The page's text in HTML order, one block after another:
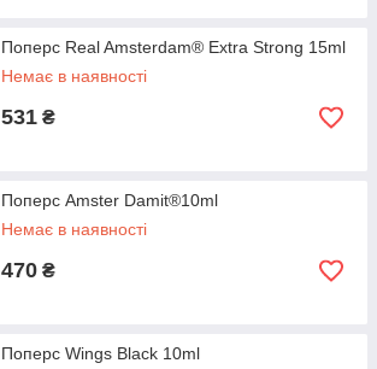
Поперс Real Amsterdam® Extra Strong 15ml
Немає в наявності
531 ₴
Поперс Amster Damit®10ml
Немає в наявності
470 ₴
Поперс Wings Black 10ml